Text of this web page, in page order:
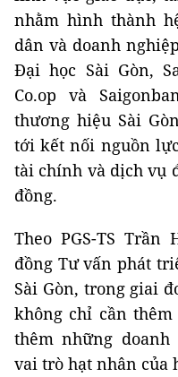
nhằm hình thành
dân và doanh
Đại học Sài Gòn,
Co.op và
thương hiệu Sài
tới kết nối nguồn
tài chính và dịch vụ
đồng.
Theo PGS-TS Trần
đồng Tư vấn phát
Sài Gòn, trong giai
không chỉ cần
thêm những
vai trò hạt nhân của